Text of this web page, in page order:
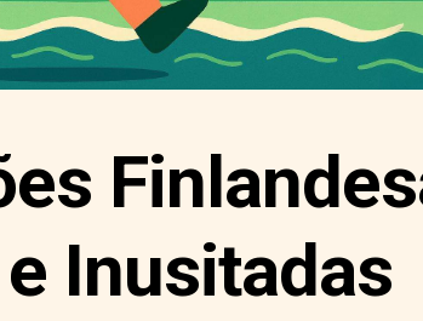
Inusitadas